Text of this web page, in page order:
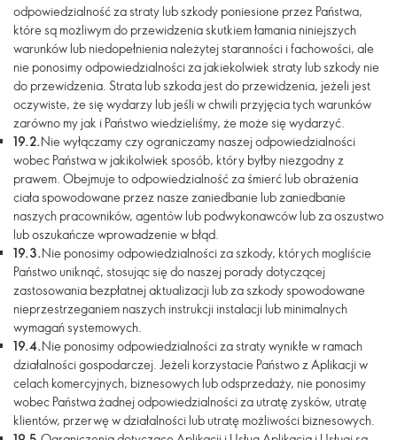
odpowiedzialność za straty lub szkody poniesione przez Państwa,
które są możliwym do przewidzenia skutkiem łamania niniejszych
warunków lub niedopełnienia należytej staranności i fachowości, ale
nie ponosimy odpowiedzialności za jakiekolwiek straty lub szkody nie
do przewidzenia. Strata lub szkoda jest do przewidzenia, jeżeli jest
oczywiste, że się wydarzy lub jeśli w chwili przyjęcia tych warunków
zarówno my jak i Państwo wiedzieliśmy, że może się wydarzyć.
19.2.Nie wyłączamy czy ograniczamy naszej odpowiedzialności
wobec Państwa w jakikolwiek sposób, który byłby niezgodny z
prawem. Obejmuje to odpowiedzialność za śmierć lub obrażenia
ciała spowodowane przez nasze zaniedbanie lub zaniedbanie
naszych pracowników, agentów lub podwykonawców lub za oszustwo
lub oszukańcze wprowadzenie w błąd.
19.3.Nie ponosimy odpowiedzialności za szkody, których mogliście
Państwo uniknąć, stosując się do naszej porady dotyczącej
zastosowania bezpłatnej aktualizacji lub za szkody spowodowane
nieprzestrzeganiem naszych instrukcji instalacji lub minimalnych
wymagań systemowych.
19.4.Nie ponosimy odpowiedzialności za straty wynikłe w ramach
działalności gospodarczej. Jeżeli korzystacie Państwo z Aplikacji w
celach komercyjnych, biznesowych lub odsprzedaży, nie ponosimy
wobec Państwa żadnej odpowiedzialności za utratę zysków, utratę
klientów, przerwę w działalności lub utratę możliwości biznesowych.